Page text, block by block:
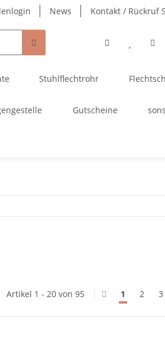
News Kontakt / Rückruf
Stuhlflechtrohr
Gutscheine
Artikel 1 - 20 von 95 1 2 3